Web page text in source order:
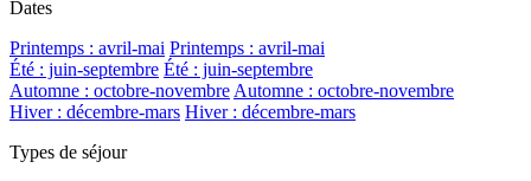
Dates
Printemps : avril-mai Printemps : avril-mai
Été : juin-septembre Été : juin-septembre
Automne : octobre-novembre Automne : octobre-novembre
Hiver : décembre-mars Hiver : décembre-mars
Types de séjour